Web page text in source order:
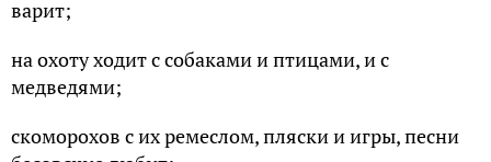
варит;
на охоту ходит с собаками и птицами, и с
медведями;
скоморохов с их ремеслом, пляски и игры, песни